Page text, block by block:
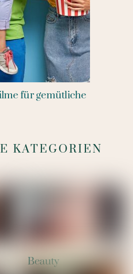
für gemütliche
KATEGORIEN
Beauty